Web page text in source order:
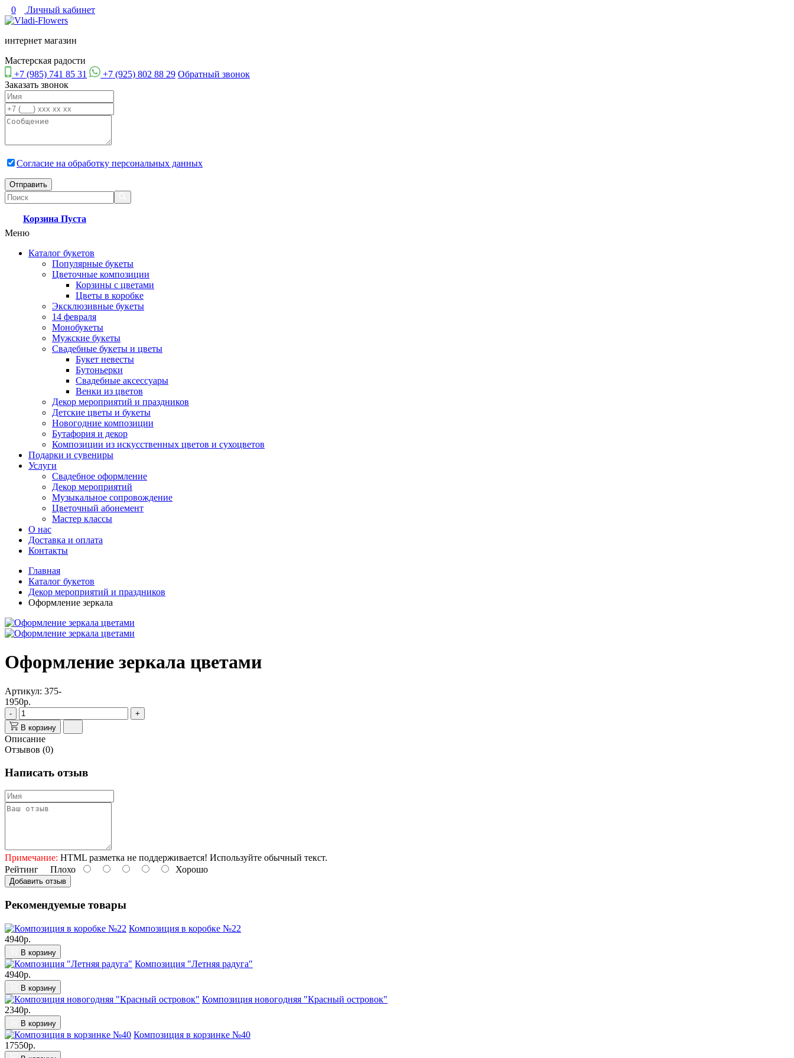
0 Личный кабинет
интернет магазин
Мастерская радости
+7 (985) 741 85 31
+7 (925) 802 88 29 Обратный звонок
Заказать звонок
Согласие на обработку персональных данных
Отправить
Корзина Пуста
Меню
Каталог букетов
Популярные букеты
Цветочные композиции
Корзины с цветами
Цветы в коробке
Эксклюзивные букеты
14 февраля
Монобукеты
Мужские букеты
Свадебные букеты и цветы
Букет невесты
Бутоньерки
Свадебные аксессуары
Венки из цветов
Декор мероприятий и праздников
Детские цветы и букеты
Новогодние композиции
Бутафория и декор
Композиции из искусственных цветов и сухоцветов
Подарки и сувениры
Услуги
Свадебное оформление
Декор мероприятий
Музыкальное сопровождение
Цветочный абонемент
Мастер классы
О нас
Доставка и оплата
Контакты
Главная
Каталог букетов
Декор мероприятий и праздников
Оформление зеркала
Оформление зеркала цветами
Артикул: 375-
1950р.
-
+
В корзину
Описание
Отзывов (0)
Написать отзыв
Примечание: HTML разметка не поддерживается! Используйте обычный текст.
Рейтинг Плохо Хорошо
Добавить отзыв
Рекомендуемые товары
Композиция в коробке №22
4940р.
В корзину
Композиция "Летняя радуга"
4940р.
В корзину
Композиция новогодняя "Красный островок"
2340р.
В корзину
Композиция в корзинке №40
17550р.